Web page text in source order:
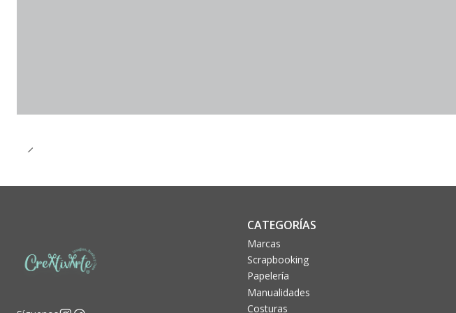
CATEGORÍAS
Marcas
Scrapbooking
Papelería
Manualidades
Costuras